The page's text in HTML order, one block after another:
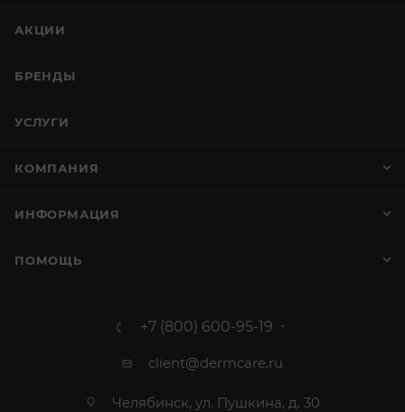
АКЦИИ
БРЕНДЫ
УСЛУГИ
КОМПАНИЯ
ИНФОРМАЦИЯ
ПОМОЩЬ
+7 (800) 600-95-19
client@dermcare.ru
Челябинск, ул. Пушкина, д. 30